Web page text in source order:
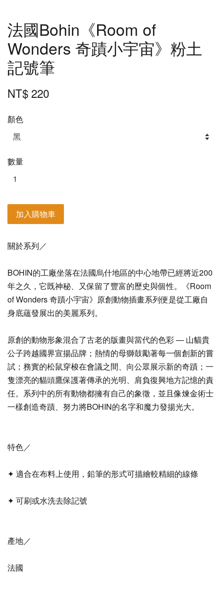
法國Bohin《Room of
Wonders 奇蹟小宇宙》粉土
記號筆
NT$ 220
顏色
數量
加入購物車
關於系列／
BOHIN的工廠坐落在法國烏什地區的中心地帶已經將近200
年之久，它既神秘、又保留了豐富的歷史與個性。《Room
of Wonders 奇蹟小宇宙》原創動物插畫系列便是從工廠自
身底蘊發展出的美麗系列。
原創的動物形象混合了古老的版畫與當代的色彩 — 山貓貴
公子跨越國界宣揚品牌；熱情的母獅鼓勵著每一個創新的嘗
試；務實的松鼠穿梭在會議之間、向公眾展示新的奇蹟；一
隻漂亮的貓頭鷹保護著傳承的光明、肩負復興地方記憶的責
任。系列中的所有動物都擁有自己的象徵，並且像煉金術士
一樣創造奇蹟、努力將BOHIN的名字和魔力發揚光大。
特色／
✦ 適合在布料上使用，鉛筆的形式可描繪較精細的線條
✦ 可刷或水洗去除記號
產地／
法國